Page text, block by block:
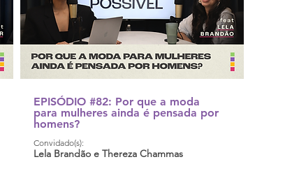
EPISÓDIO #82: Por que a moda
para mulheres ainda é pensada por
homens?
Convidado(s):
Lela Brandão e Thereza Chammas